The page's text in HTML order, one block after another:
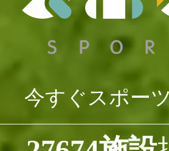
今すぐスポー